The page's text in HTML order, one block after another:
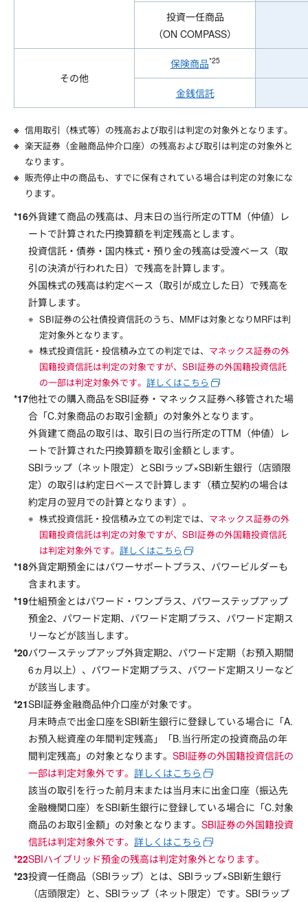
投資一任商品
（ON COMPASS）
その他
保険商品*25
金銭信託
信用取引（株式等）の残高および取引は判定の対象外となります。
楽天証券（金融商品仲介口座）の残高および取引は判定の対象外と
なります。
販売停止中の商品も、すでに保有されている場合は判定の対象にな
ります。
外貨建て商品の残高は、月末日の当行所定のTTM（仲値）レ
ートで計算された円換算額を判定残高とします。
投資信託・債券・国内株式・預り金の残高は受渡ベース（取
引の決済が行われた日）で残高を計算します。
外国株式の残高は約定ベース（取引が成立した日）で残高を
計算します。
SBI証券の公社債投資信託のうち、MMFは対象となりMRFは判
定対象外となります。
株式投資信託・投信積み立ての判定では、 マネックス証券の外
国籍投資信託は判定の対象ですが、SBI証券の外国籍投資信託
の一部は判定対象外です。 詳しくはこちら
他社での購入商品をSBI証券・マネックス証券へ移管された場
合「C.対象商品のお取引金額」の対象外となります。
外貨建て商品の取引は、取引日の当行所定のTTM（仲値）レ
ートで計算された円換算額を取引金額とします。
SBIラップ（ネット限定）とSBIラップ×SBI新生銀行（店頭限
定）の取引は約定日ベースで計算します（積立契約の場合は
約定月の翌月での計算となります）。
株式投資信託・投信積み立ての判定では、 マネックス証券の外
国籍投資信託は判定の対象ですが、SBI証券の外国籍投資信託
は判定対象外です。 詳しくはこちら
外貨定期預金にはパワーサポートプラス、パワービルダーも
含まれます。
仕組預金とはパワード・ワンプラス、パワーステップアップ
預金2、パワード定期、パワード定期プラス、パワード定期ス
リーなどが該当します。
パワーステップアップ外貨定期2、パワード定期（お預入期間
6ヵ月以上）、パワード定期プラス、パワード定期スリーなど
が該当します。
SBI証券金融商品仲介口座が対象です。
月末時点で出金口座をSBI新生銀行に登録している場合に「A.
お預入総資産の年間判定残高」「B.当行所定の投資商品の年
間判定残高」の対象となります。 SBI証券の外国籍投資信託の
一部は判定対象外です。 詳しくはこちら
該当の取引を行った前月末または当月末に出金口座（振込先
金融機関口座）をSBI新生銀行に登録している場合に「C.対象
商品のお取引金額」の対象となります。 SBI証券の外国籍投資
信託は判定対象外です。 詳しくはこちら
SBIハイブリッド預金の残高は判定対象外となります。
投資一任商品（SBIラップ）とは、SBIラップ×SBI新生銀行
（店頭限定）と、SBIラップ（ネット限定）です。SBIラップ